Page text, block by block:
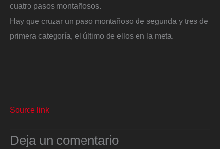
cuatro pasos montañosos.
Hay que cruzar un paso montañoso de segunda y tres de
primera categoría, el último de ellos en la meta.
Source link
Deja un comentario